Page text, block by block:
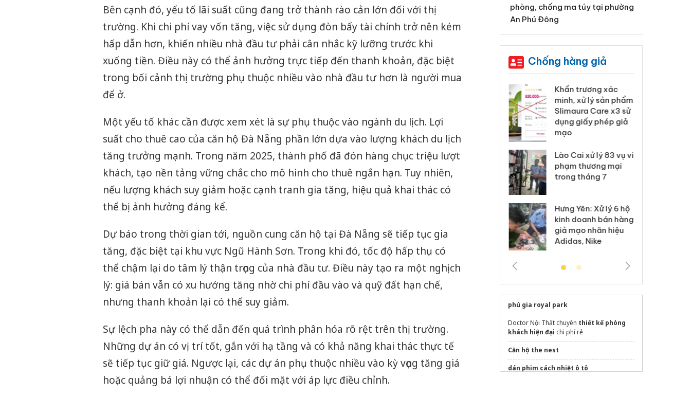
Bên cạnh đó, yếu tố lãi suất cũng đang trở thành rào cản lớn đối với thị
trường. Khi chi phí vay vốn tăng, việc sử dụng đòn bẩy tài chính trở nên kém
hấp dẫn hơn, khiến nhiều nhà đầu tư phải cân nhắc kỹ lưỡng trước khi
xuống tiền. Điều này có thể ảnh hưởng trực tiếp đến thanh khoản, đặc biệt
trong bối cảnh thị trường phụ thuộc nhiều vào nhà đầu tư hơn là người mua
để ở.
Một yếu tố khác cần được xem xét là sự phụ thuộc vào ngành du lịch. Lợi
suất cho thuê cao của căn hộ Đà Nẵng phần lớn dựa vào lượng khách du lịch
tăng trưởng mạnh. Trong năm 2025, thành phố đã đón hàng chục triệu lượt
khách, tạo nền tảng vững chắc cho mô hình cho thuê ngắn hạn. Tuy nhiên,
nếu lượng khách suy giảm hoặc cạnh tranh gia tăng, hiệu quả khai thác có
thể bị ảnh hưởng đáng kể.
Dự báo trong thời gian tới, nguồn cung căn hộ tại Đà Nẵng sẽ tiếp tục gia
tăng, đặc biệt tại khu vực Ngũ Hành Sơn. Trong khi đó, tốc độ hấp thụ có
thể chậm lại do tâm lý thận trọng của nhà đầu tư. Điều này tạo ra một nghịch
lý: giá bán vẫn có xu hướng tăng nhờ chi phí đầu vào và quỹ đất hạn chế,
nhưng thanh khoản lại có thể suy giảm.
Sự lệch pha này có thể dẫn đến quá trình phân hóa rõ rệt trên thị trường.
Những dự án có vị trí tốt, gắn với hạ tầng và có khả năng khai thác thực tế
sẽ tiếp tục giữ giá. Ngược lại, các dự án phụ thuộc nhiều vào kỳ vọng tăng giá
hoặc quảng bá lợi nhuận có thể đối mặt với áp lực điều chỉnh.
phòng, chống ma túy tại phường
An Phú Đông
Chống hàng giả
bảo vệ môi trường
kinh doanh
Công an Thanh Hóa
án sản xuất, buôn
bán yến sào giả
bán bình sữa
Moyuum giả
Khẩn trương xác
minh, xử lý sản phẩm
Slimaura Care x3 sử
dụng giấy phép giả
mạo
Lào Cai xử lý 83 vụ vi
phạm thương mại
trong tháng 7
Hưng Yên: Xử lý 6 hộ
kinh doanh bán hàng
giả mạo nhãn hiệu
Adidas, Nike
phú gia royal park
Doctor Nội Thất chuyên thiết kế phòng
khách hiện đại chi phí rẻ
Căn hộ the nest
dán phim cách nhiệt ô tô